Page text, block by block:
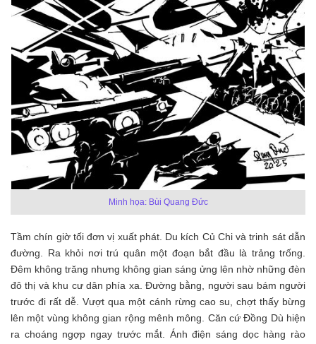
Minh họa: Bùi Quang Đức
Tầm chín giờ tối đơn vị xuất phát. Du kích Củ Chi và trinh sát dẫn
đường. Ra khỏi nơi trú quân một đoạn bắt đầu là trảng trống.
Đêm không trăng nhưng không gian sáng ửng lên nhờ những đèn
đô thị và khu cư dân phía xa. Đường bằng, người sau bám người
trước đi rất dễ. Vượt qua một cánh rừng cao su, chợt thấy bừng
lên một vùng không gian rộng mênh mông. Căn cứ Đồng Dù hiện
ra choáng ngợp ngay trước mắt. Ánh điện sáng dọc hàng rào